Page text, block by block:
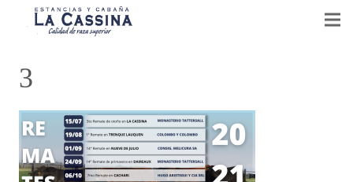
VENTA DE REPRODUCTORES
EVENTOS
3